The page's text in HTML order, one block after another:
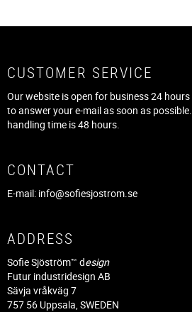
CUSTOMER SERVICE
Our website is open for business 24
to answer your e-mail as soon as
handling time is 48 hours.
CONTACT
E-mail: info@sofiesjostrom.se
ADDRESS
Sofie Sjöström™ design
Futur industridesign AB
Sävja vråkväg 7
757 56 Uppsala, SWEDEN